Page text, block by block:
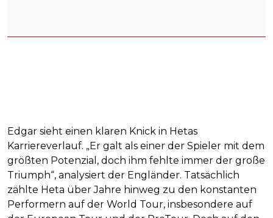
Edgar sieht einen klaren Knick in Hetas
Karriereverlauf. „Er galt als einer der Spieler mit dem
größten Potenzial, doch ihm fehlte immer der große
Triumph“, analysiert der Engländer. Tatsächlich
zählte Heta über Jahre hinweg zu den konstanten
Performern auf der World Tour, insbesondere auf